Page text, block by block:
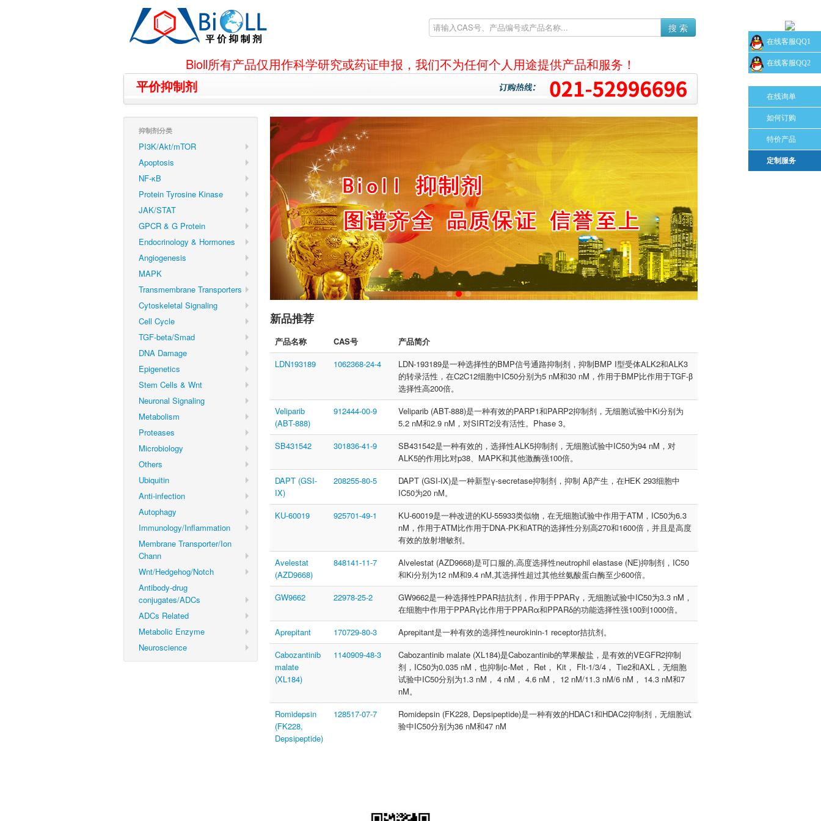
在线客服QQ1
在线客服QQ2
在线询单
如何订购
特价产品
定制服务
搜 索
Bioll所有产品仅用作科学研究或药证申报，我们不为任何个人用途提供产品和服务！
平价抑制剂
抑制剂分类
PI3K/Akt/mTOR
Apoptosis
NF-κB
Protein Tyrosine Kinase
JAK/STAT
GPCR & G Protein
Endocrinology & Hormones
Angiogenesis
MAPK
Transmembrane Transporters
Cytoskeletal Signaling
Cell Cycle
TGF-beta/Smad
DNA Damage
Epigenetics
Stem Cells & Wnt
Neuronal Signaling
Metabolism
Proteases
Microbiology
Others
Ubiquitin
Anti-infection
Autophagy
Immunology/Inflammation
Membrane Transporter/Ion
Chann
Wnt/Hedgehog/Notch
Antibody-drug
conjugates/ADCs
ADCs Related
Metabolic Enzyme
Neuroscience
新品推荐
产品名称 CAS号
产品简介
LDN193189
1062368-24-4
LDN-193189是一种选择性的BMP信号通路抑制剂，抑制BMP I型受体ALK2和ALK3
的转录活性，在C2C12细胞中IC50分别为5 nM和30 nM，作用于BMP比作用于TGF-β
选择性高200倍。
Veliparib
(ABT-888)
912444-00-9
Veliparib (ABT-888)是一种有效的PARP1和PARP2抑制剂，无细胞试验中Ki分别为
5.2 nM和2.9 nM，对SIRT2没有活性。Phase 3。
SB431542
301836-41-9
SB431542是一种有效的，选择性ALK5抑制剂，无细胞试验中IC50为94 nM，对
ALK5的作用比对p38、MAPK和其他激酶强100倍。
DAPT (GSI-
IX)
208255-80-5
DAPT (GSI-IX)是一种新型γ-secretase抑制剂，抑制 Aβ产生，在HEK 293细胞中
IC50为20 nM。
KU-60019
925701-49-1
KU-60019是一种改进的KU-55933类似物，在无细胞试验中作用于ATM，IC50为6.3
nM，作用于ATM比作用于DNA-PK和ATR的选择性分别高270和1600倍，并且是高度
有效的放射增敏剂。
Avelestat
(AZD9668)
848141-11-7
Alvelestat (AZD9668)是可口服的,高度选择性neutrophil elastase (NE)抑制剂，IC50
和Ki分别为12 nM和9.4 nM,其选择性超过其他丝氨酸蛋白酶至少600倍。
GW9662
22978-25-2
GW9662是一种选择性PPAR拮抗剂，作用于PPARγ，无细胞试验中IC50为3.3 nM，
在细胞中作用于PPARγ比作用于PPARα和PPARδ的功能选择性强100到1000倍。
Aprepitant
170729-80-3
Aprepitant是一种有效的选择性neurokinin-1 receptor拮抗剂。
Cabozantinib
malate
(XL184)
1140909-48-3
Cabozantinib malate (XL184)是Cabozantinib的苹果酸盐，是有效的VEGFR2抑制
剂，IC50为0.035 nM，也抑制c-Met， Ret， Kit， Flt-1/3/4， Tie2和AXL，无细胞
试验中IC50分别为1.3 nM， 4 nM， 4.6 nM， 12 nM/11.3 nM/6 nM， 14.3 nM和7
nM。
Romidepsin
(FK228,
Depsipeptide)
128517-07-7
Romidepsin (FK228, Depsipeptide)是一种有效的HDAC1和HDAC2抑制剂，无细胞试
验中IC50分别为36 nM和47 nM